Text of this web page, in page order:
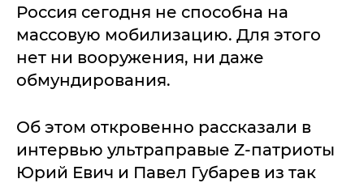
Россия сегодня не способна на
массовую мобилизацию. Для этого
нет ни вооружения, ни даже
обмундирования.
Об этом откровенно рассказали в
интервью ультраправые Z-патриоты
Юрий Евич и Павел Губарев из так